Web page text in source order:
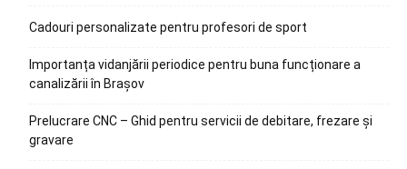
Cadouri personalizate pentru profesori de sport
Importanța vidanjării periodice pentru buna funcționare a
canalizării în Brașov
Prelucrare CNC – Ghid pentru servicii de debitare, frezare și
gravare